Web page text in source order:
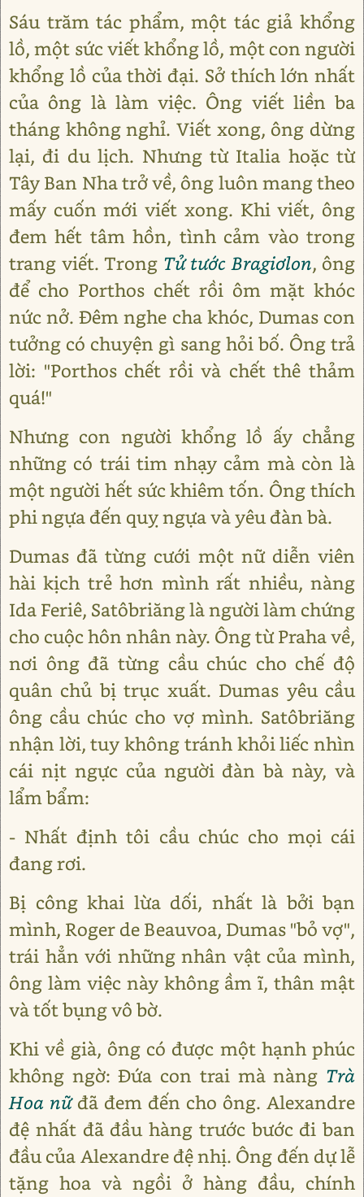
Sáu trăm tác phẩm, một tác giả khổng
lồ, một sức viết khổng lồ, một con người
khổng lồ của thời đại. Sở thích lớn nhất
của ông là làm việc. Ông viết liền ba
tháng không nghỉ. Viết xong, ông dừng
lại, đi du lịch. Nhưng từ Italia hoặc từ
Tây Ban Nha trở về, ông luôn mang theo
mấy cuốn mới viết xong. Khi viết, ông
đem hết tâm hồn, tình cảm vào trong
trang viết. Trong Tử tước Bragiơlon, ông
để cho Porthos chết rồi ôm mặt khóc
nức nở. Đêm nghe cha khóc, Dumas con
tưởng có chuyện gì sang hỏi bố. Ông trả
lời: "Porthos chết rồi và chết thê thảm
quá!"
Nhưng con người khổng lồ ấy chẳng
những có trái tim nhạy cảm mà còn là
một người hết sức khiêm tốn. Ông thích
phi ngựa đến quỵ ngựa và yêu đàn bà.
Dumas đã từng cưới một nữ diễn viên
hài kịch trẻ hơn mình rất nhiều, nàng
Ida Feriê, Satôbriăng là người làm chứng
cho cuộc hôn nhân này. Ông từ Praha về,
nơi ông đã từng cầu chúc cho chế độ
quân chủ bị trục xuất. Dumas yêu cầu
ông cầu chúc cho vợ mình. Satôbriăng
nhận lời, tuy không tránh khỏi liếc nhìn
cái nịt ngực của người đàn bà này, và
lẩm bẩm:
- Nhất định tôi cầu chúc cho mọi cái
đang rơi.
Bị công khai lừa dối, nhất là bởi bạn
mình, Roger de Beauvoa, Dumas "bỏ vợ",
trái hẳn với những nhân vật của mình,
ông làm việc này không ầm ĩ, thân mật
và tốt bụng vô bờ.
Khi về già, ông có được một hạnh phúc
không ngờ: Đứa con trai mà nàng Trà
Hoa nữđã đem đến cho ông. Alexandre
đệ nhất đã đầu hàng trước bước đi ban
đầu của Alexandre đệ nhị. Ông đến dự lễ
tặng hoa và ngồi ở hàng đầu, chính